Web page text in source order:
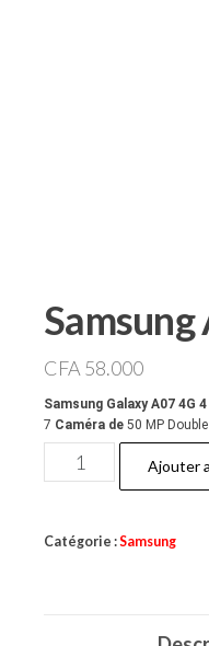
CFA 58.000
Samsung Galaxy A07 4G
7 Caméra de 50 MP
quantité
de
A07
Ajouter
Catégorie :Samsung